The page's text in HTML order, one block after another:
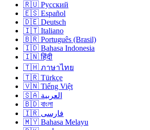
🇷🇺 Русский
🇪🇸 Español
🇩🇪 Deutsch
🇮🇹 Italiano
🇧🇷 Português (Brasil)
🇮🇩 Bahasa Indonesia
🇮🇳 हिंदी
🇹🇭 ภาษาไทย
🇹🇷 Türkçe
🇻🇳 Tiếng Việt
🇸🇦 العربية
🇧🇩 বাংলা
🇮🇷 فارسی
🇲🇾 Bahasa Melayu